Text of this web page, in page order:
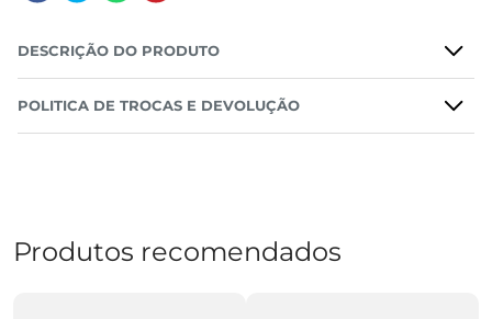
DESCRIÇÃO DO PRODUTO
POLITICA DE TROCAS E DEVOLUÇÃO
Produtos recomendados